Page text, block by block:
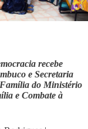
recebe
e Secretaria
do Ministério
e Combate à